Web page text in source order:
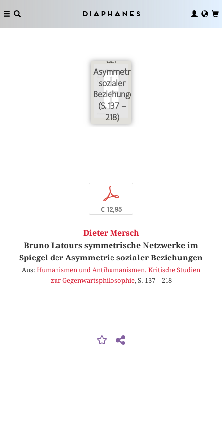
Diaphanes
Latours
symmetrische
der
Asymmetrie
sozialer
Beziehungen
(S. 137 –
218)
p
€ 12,95
Dieter Mersch
Bruno Latours symmetrische Netzwerke im
Spiegel der Asymmetrie sozialer Beziehungen
Aus: Humanismen und Antihumanismen. Kritische Studien
zur Gegenwartsphilosophie, S. 137 – 218